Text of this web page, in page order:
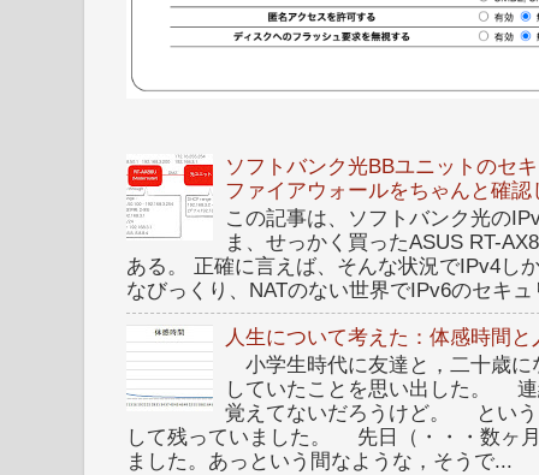
ソフトバンク光BBユニットのセ
ファイアウォールをちゃんと確認
この記事は、ソフトバンク光の
ま、せっかく買ったASUS RT-
ある。 正確に言えば、そんな状況でIPv4し
なびっくり、NATのない世界でIPv6のセキ
人生について考えた：体感時間
小学生時代に友達と，二十歳に
していたことを思い出した。
覚えてないだろうけど。 という
して残っていました。 先日（・・・数ヶ
ました。あっという間なような，そうで...